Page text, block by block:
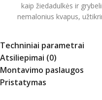
kaip žiedadulkės ir
nemalonius kvapus,
Techniniai parametrai
Atsiliepimai (0)
Montavimo paslaugos
Pristatymas